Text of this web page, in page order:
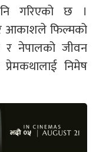
गरिएको छ ।
र आकाशले फिल्मको
र नेपालको जीवन
निमेष